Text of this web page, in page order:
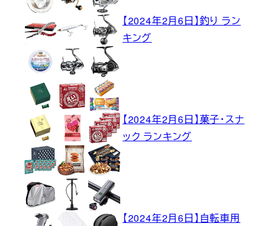
【2024年2月6日】釣り ラン
キング
【2024年2月6日】菓子・スナ
ック ランキング
【2024年2月6日】自転車用